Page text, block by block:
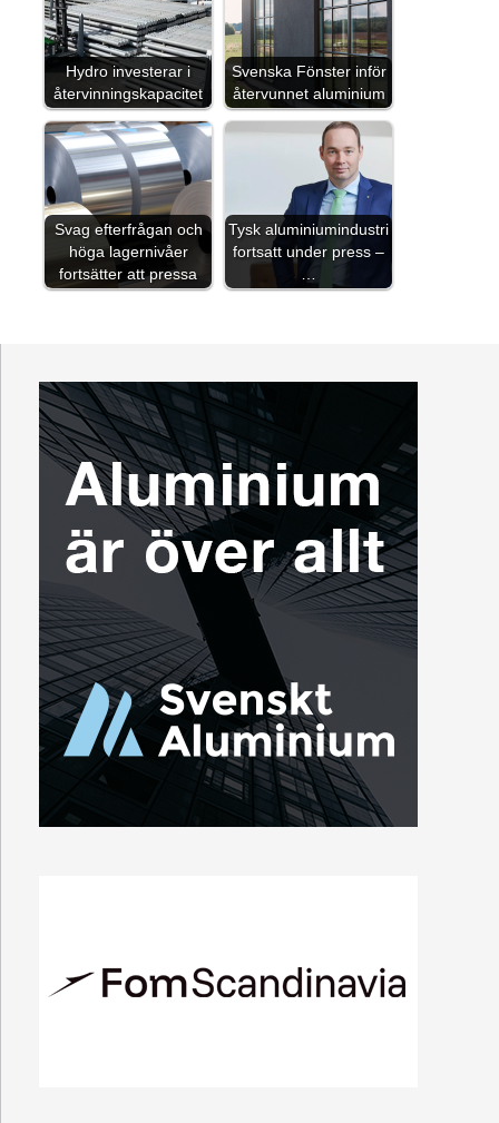
Hydro investerar i
återvinningskapacitet
Svenska Fönster inför
återvunnet aluminium
Svag efterfrågan och
höga lagernivåer
fortsätter att pressa
Tysk aluminiumindustri
fortsatt under press –